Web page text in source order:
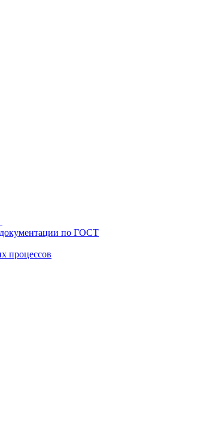
по ГОСТ
процессов